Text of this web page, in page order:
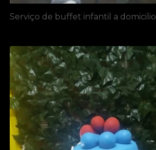
Serviço de buffet infantil a domicilio